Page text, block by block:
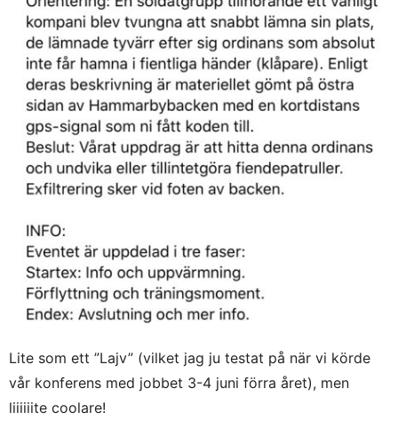
Lite som ett ”Lajv” (vilket jag ju testat på när vi körde
vår konferens med jobbet 3-4 juni förra året), men
liiiiiite coolare!